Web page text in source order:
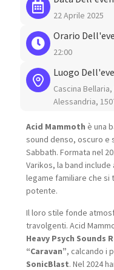
22 Aprile 2025
Orario
22:00
Luogo
Cascina
Alessandria,
Acid Mammoth è una
sound denso, oscuro e
Sabbath. Formata nel
Varikos, la band
legame familiare che si
potente.
Il loro stile fonde
travolgenti. Acid
Heavy Psych Sounds
“Caravan”, calcando i
SonicBlast. Nel 2024